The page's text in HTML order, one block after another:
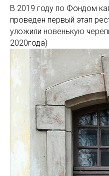
В 2019 году по Фондом
проведен первый этап
уложили новенькую
2020года)